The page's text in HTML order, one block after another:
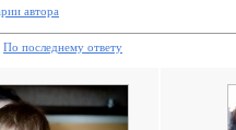
автора
По последнему ответу